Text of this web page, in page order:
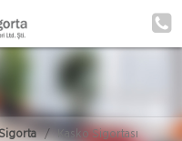
Kasko Sigortası